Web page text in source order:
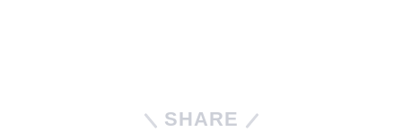
SHARE